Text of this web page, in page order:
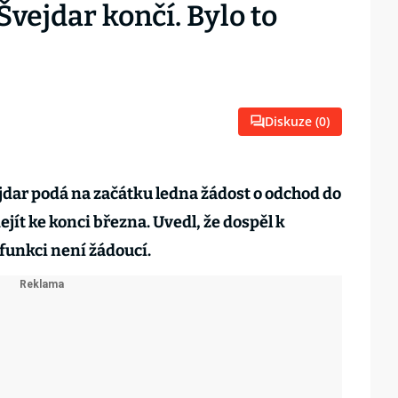
končí. Bylo to
Diskuze (0)
podá na začátku ledna žádost o odchod do
ke konci března. Uvedl, že dospěl k
není žádoucí.